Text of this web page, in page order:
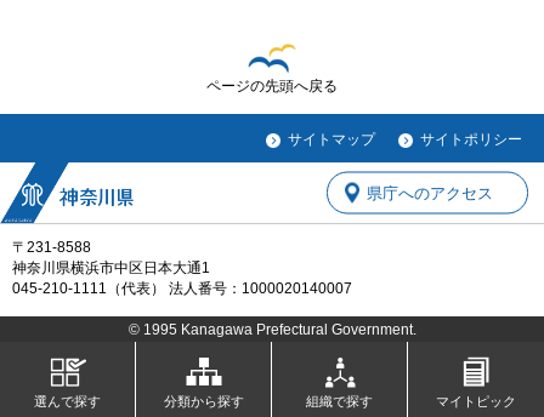
ページの先頭へ戻る
サイトマップ サイトポリシー
〒231-8588
神奈川県横浜市中区日本大通1
045-210-1111（代表） 法人番号：1000020140007
県庁へのアクセス
© 1995 Kanagawa Prefectural Government.
選んで探す 分類から探す 組織で探す マイトピック